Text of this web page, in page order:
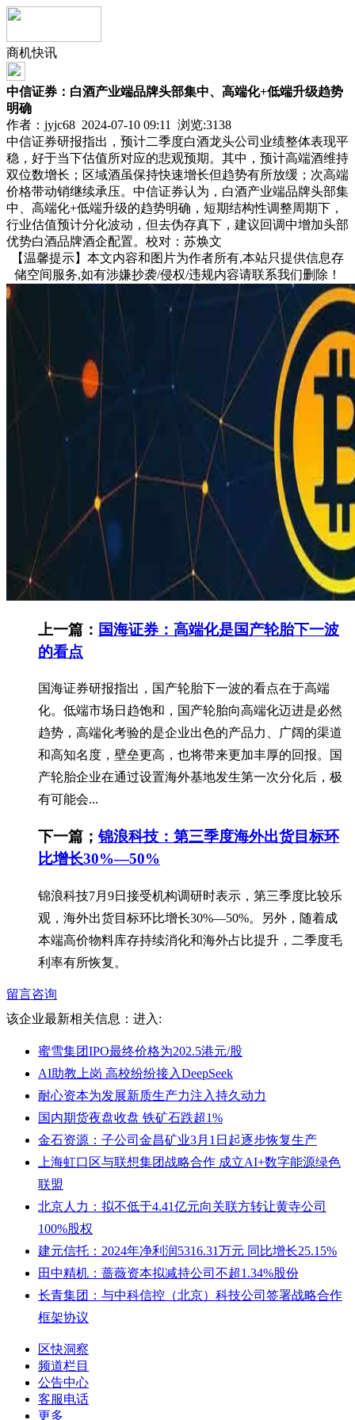
商机快讯
中信证券：白酒产业端品牌头部集中、高端化+低端升级趋势
明确
作者：jyjc68 2024-07-10 09:11 浏览:3138
中信证券研报指出，预计二季度白酒龙头公司业绩整体表现平
稳，好于当下估值所对应的悲观预期。其中，预计高端酒维持
双位数增长；区域酒虽保持快速增长但趋势有所放缓；次高端
价格带动销继续承压。中信证券认为，白酒产业端品牌头部集
中、高端化+低端升级的趋势明确，短期结构性调整周期下，
行业估值预计分化波动，但去伪存真下，建议回调中增加头部
优势白酒品牌酒企配置。校对：苏焕文
【温馨提示】本文内容和图片为作者所有,本站只提供信息存
储空间服务,如有涉嫌抄袭/侵权/违规内容请联系我们删除！
上一篇： 国海证券：高端化是国产轮胎下一波
的看点
国海证券研报指出，国产轮胎下一波的看点在于高端
化。低端市场日趋饱和，国产轮胎向高端化迈进是必然
趋势，高端化考验的是企业出色的产品力、广阔的渠道
和高知名度，壁垒更高，也将带来更加丰厚的回报。国
产轮胎企业在通过设置海外基地发生第一次分化后，极
有可能会...
下一篇；锦浪科技：第三季度海外出货目标环
比增长30%—50%
锦浪科技7月9日接受机构调研时表示，第三季度比较乐
观，海外出货目标环比增长30%—50%。另外，随着成
本端高价物料库存持续消化和海外占比提升，二季度毛
利率有所恢复。
留言咨询
该企业最新相关信息： 进入:
蜜雪集团IPO最终价格为202.5港元/股
AI助教上岗 高校纷纷接入DeepSeek
耐心资本为发展新质生产力注入持久动力
国内期货夜盘收盘 铁矿石跌超1%
金石资源：子公司金昌矿业3月1日起逐步恢复生产
上海虹口区与联想集团战略合作 成立AI+数字能源绿色
联盟
北京人力：拟不低于4.41亿元向关联方转让黄寺公司
100%股权
建元信托：2024年净利润5316.31万元 同比增长25.15%
田中精机：蔷薇资本拟减持公司不超1.34%股份
长青集团：与中科信控（北京）科技公司签署战略合作
框架协议
区快洞察
频道栏目
公告中心
客服电话
更多